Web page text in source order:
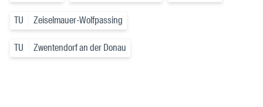
TU Zeiselmauer-Wolfpassing
TU Zwentendorf an der Donau